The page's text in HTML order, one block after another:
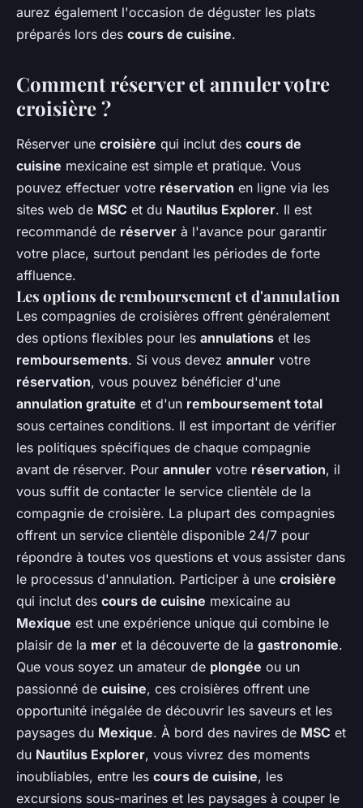
aurez également l'occasion de déguster les plats
préparés lors des cours de cuisine.
Comment réserver et annuler votre
croisière ?
Réserver une croisière qui inclut des cours de
cuisine mexicaine est simple et pratique. Vous
pouvez effectuer votre réservation en ligne via les
sites web de MSC et du Nautilus Explorer. Il est
recommandé de réserver à l'avance pour garantir
votre place, surtout pendant les périodes de forte
affluence.
Les options de remboursement et d'annulation
Les compagnies de croisières offrent généralement
des options flexibles pour les annulations et les
remboursements. Si vous devez annuler votre
réservation, vous pouvez bénéficier d'une
annulation gratuite et d'un remboursement total
sous certaines conditions. Il est important de vérifier
les politiques spécifiques de chaque compagnie
avant de réserver. Pour annuler votre réservation, il
vous suffit de contacter le service clientèle de la
compagnie de croisière. La plupart des compagnies
offrent un service clientèle disponible 24/7 pour
répondre à toutes vos questions et vous assister dans
le processus d'annulation. Participer à une croisière
qui inclut des cours de cuisine mexicaine au
Mexique est une expérience unique qui combine le
plaisir de la mer et la découverte de la gastronomie.
Que vous soyez un amateur de plongée ou un
passionné de cuisine, ces croisières offrent une
opportunité inégalée de découvrir les saveurs et les
paysages du Mexique. À bord des navires de MSC et
du Nautilus Explorer, vous vivrez des moments
inoubliables, entre les cours de cuisine, les
excursions sous-marines et les paysages à couper le